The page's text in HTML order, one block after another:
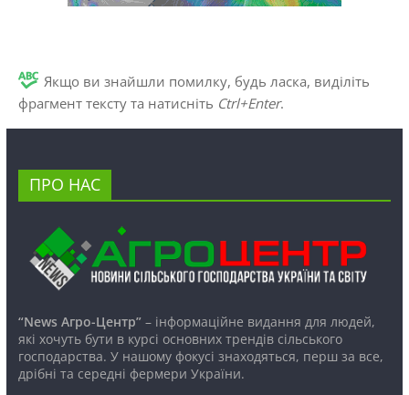
Якщо ви знайшли помилку, будь ласка, виділіть
фрагмент тексту та натисніть Ctrl+Enter.
ПРО НАС
“News Агро-Центр”– інформаційне видання для людей,
які хочуть бути в курсі основних трендів сільського
господарства. У нашому фокусі знаходяться, перш за все,
дрібні та середні фермери України.